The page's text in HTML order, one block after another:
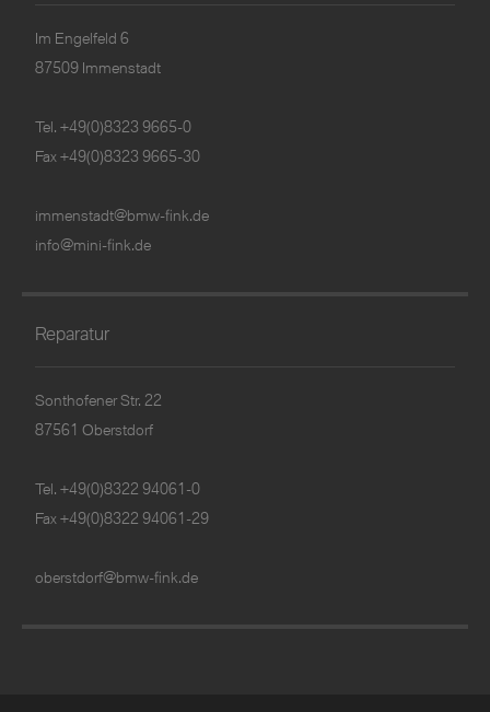
Im Engelfeld 6
87509 Immenstadt
Tel. +49(0)8323 9665-0
Fax +49(0)8323 9665-30
immenstadt@bmw-fink.de
info@mini-fink.de
Reparatur
Sonthofener Str. 22
87561 Oberstdorf
Tel. +49(0)8322 94061-0
Fax +49(0)8322 94061-29
oberstdorf@bmw-fink.de